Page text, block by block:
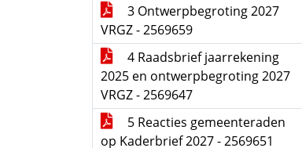
3 Ontwerpbegroting 2027
VRGZ - 2569659
4 Raadsbrief jaarrekening
2025 en ontwerpbegroting 2027
VRGZ - 2569647
5 Reacties gemeenteraden
op Kaderbrief 2027 - 2569651